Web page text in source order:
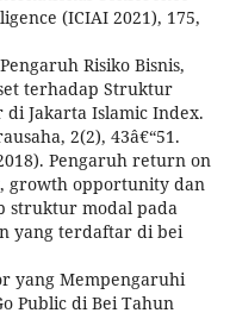
(ICIAI 2021), 175,
Risiko Bisnis,
terhadap Struktur
Jakarta Islamic Index.
2(2), 43â€“51.
Pengaruh return on
growth opportunity dan
struktur modal pada
yang terdaftar di bei
yang Mempengaruhi
Public di Bei Tahun